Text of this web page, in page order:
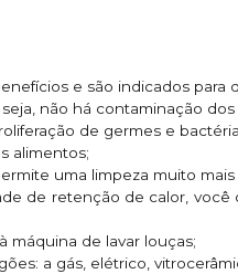
e são indicados para
não há contaminação
de germes e
alimentos;
uma limpeza muito mais
de retenção de calor,
máquina de lavar louças;
a gás, elétrico,